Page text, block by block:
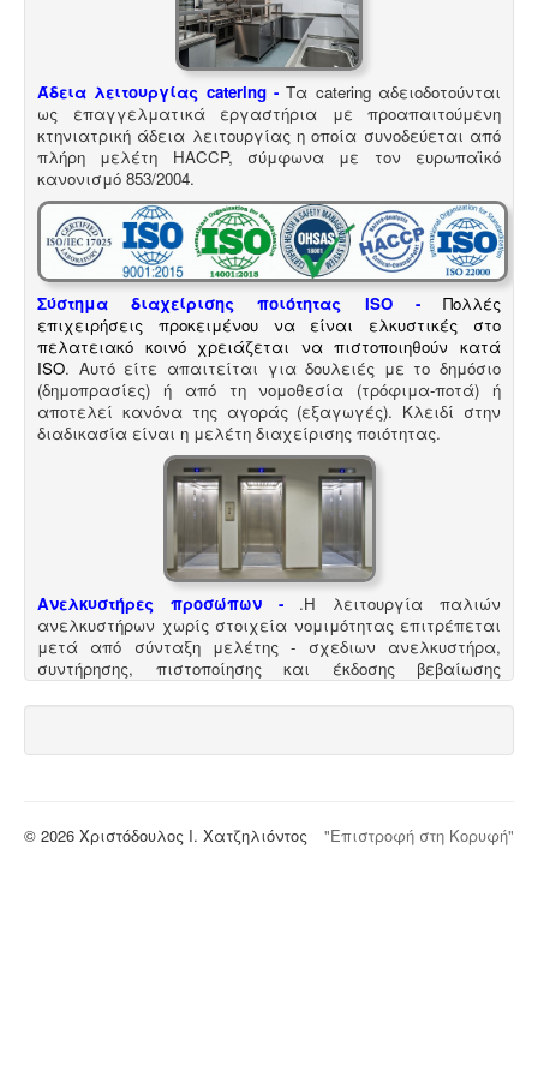
Τακτοποίηση εξ αδιαιρέτου εκτός σχεδίου - Σύμφωνα
με τις από 12-06-2018 νέες διατάξεις του νόμου
4495/2017 τα εκτός σχεδίου εξ αδιαιρέτου μπορούν να
προχωρήσουν σε σύσταση διαίρεσης ιδιοκτησίας
κατόπιν αγωγής στο πρωτοδικείο από το 65% των
συνιδιοκτητών..
Μελέτη προστασίας δεδομένων πελατών (GDPR)
-
Στις 25-05-2018 τίθεται σε εφαρμογή ονέος
ευρωπαϊκός κανονισμός προστασίας δεδομένων
(GDPR), σύμφωνα με τον οποίο όλες οι επιχειρήσεις με
Ευρωπαίους πελάτες (περιλαμβανομένων και των
Ελλήνων) θα πρέπει να μπορούν να αποδείξουν, με την
αναλογούσα μελέτη προστασίας δεδομένων, ότι
συμμορφώνονται με τις νέες απαιτήσεις
Άδεια λειτουργίας catering - Τα catering αδειοδοτούνται
ως επαγγελματικά εργαστήρια με προαπαιτούμενη
κτηνιατρική άδεια λειτουργίας η οποία συνοδεύεται από
πλήρη μελέτη HACCP, σύμφωνα με τον ευρωπαϊκό
κανονισμό 853/2004.
Σύστημα διαχείρισης ποιότητας ISO -Πολλές
επιχειρήσεις προκειμένου να είναι ελκυστικές στο
πελατειακό κοινό χρειάζεται να πιστοποιηθούν κατά
ISO. Αυτό είτε απαιτείται για δουλειές με το δημόσιο
(δημοπρασίες) ή από τη νομοθεσία (τρόφιμα-ποτά) ή
αποτελεί κανόνα της αγοράς (εξαγωγές). Κλειδί στην
διαδικασία είναι η μελέτη διαχείρισης ποιότητας.
Ανελκυστήρες προσώπων - .Η λειτουργία παλιών
ανελκυστήρων χωρίς στοιχεία νομιμότητας επιτρέπεται
μετά από σύνταξη μελέτης - σχεδιων ανελκυστήρα,
συντήρησης, πιστοποίησης και έκδοσης βεβαίωσης
Μελέτη πισίνας / κολυμβητικής δεξαμενής -
Οι πισίνες
"Επιστροφή στη Κορυφή"
© 2026 Χριστόδουλος Ι. Χατζηλιόντος